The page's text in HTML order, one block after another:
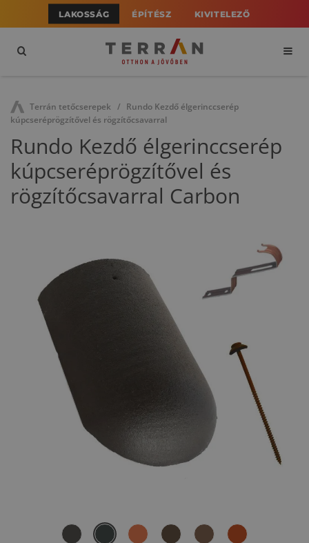
LAKOSSÁG ÉPÍTÉSZ KIVITELEZŐ
Terrán tetőcserepek
Rundo Kezdő élgerinccserép
kúpcseréprögzítővel és rögzítőcsavarral
Rundo Kezdő élgerinccserép
kúpcseréprögzítővel és
rögzítőcsavarral Carbon